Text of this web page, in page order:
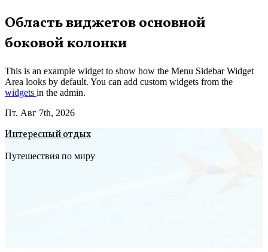
Перейти
к
содержимому
Область виджетов основной
боковой колонки
This is an example widget to show how the Menu Sidebar Widget
Area looks by default. You can add custom widgets from the
widgets in the admin.
Пт. Авг 7th, 2026
Интересный отдых
Путешествия по миру